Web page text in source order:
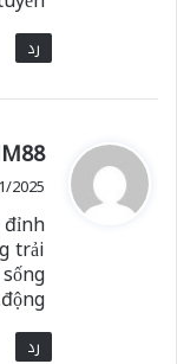
رد
ي
ق
ل
23/11/2025
trải
động.
رد